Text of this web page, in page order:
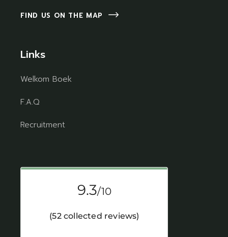
FIND US ON THE MAP
Links
Welkom Boek
F.A.Q
Recruitment